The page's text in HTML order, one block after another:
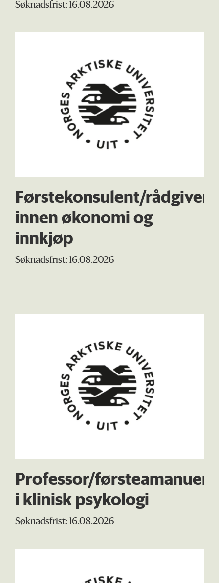
Søknadsfrist: 16.08.2026
Førstekonsulent/rådgiver
innen økonomi og
innkjøp
Søknadsfrist: 16.08.2026
Professor/
i klinisk psykologi
Søknadsfrist: 16.08.2026